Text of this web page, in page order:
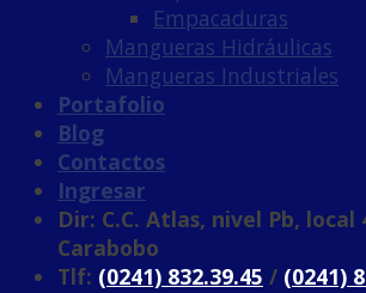
Empacaduras
Mangueras Hidráulicas
Mangueras Industriales
Portafolio
Blog
Contactos
Ingresar
Dir: C.C. Atlas, nivel Pb, local
Carabobo
Tlf: (0241) 832.39.45 / (0241)